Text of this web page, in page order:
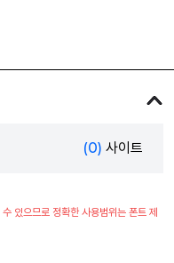
(0) 사이트
있으므로 정확한 사용범위는 폰트 제